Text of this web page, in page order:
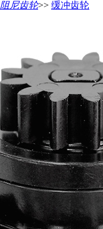
阻尼齿轮>> 缓冲齿轮